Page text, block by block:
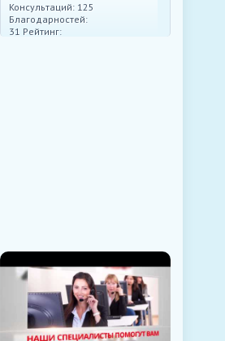
Консультаций: 125
Благодарностей:
31 Рейтинг: